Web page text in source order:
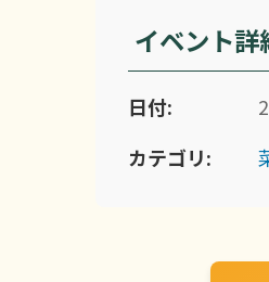
イベント詳
日付:
カテゴリ: